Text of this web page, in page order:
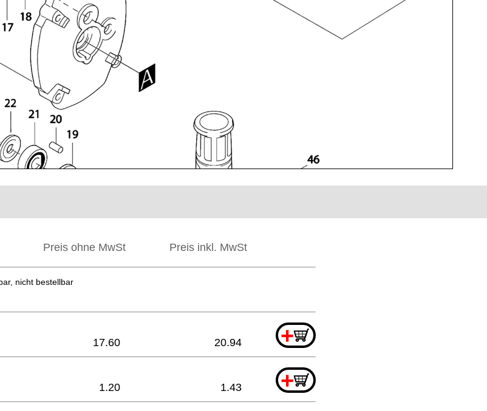
Preis ohne MwSt Preis inkl. MwSt
nicht bestellbar
+
17.60 20.94
+
1.20 1.43